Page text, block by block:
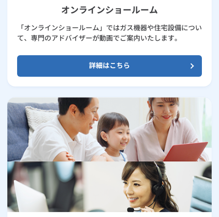
オンラインショールーム
「オンラインショールーム」ではガス機器や住宅設備につい
て、専門のアドバイザーが動画でご案内いたします。
詳細はこちら